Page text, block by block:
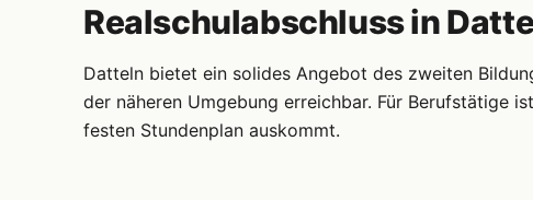
Realschulabschluss in
Datteln bietet ein solides Angebot des zweiten
der näheren Umgebung erreichbar. Für Berufstätige
festen Stundenplan auskommt.